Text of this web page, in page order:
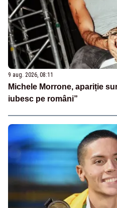
9 aug. 2026, 08:11
Michele Morrone, apariție
iubesc pe români”